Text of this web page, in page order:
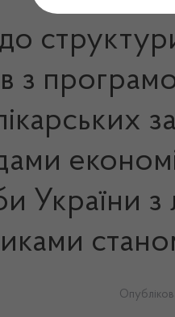
з
України з